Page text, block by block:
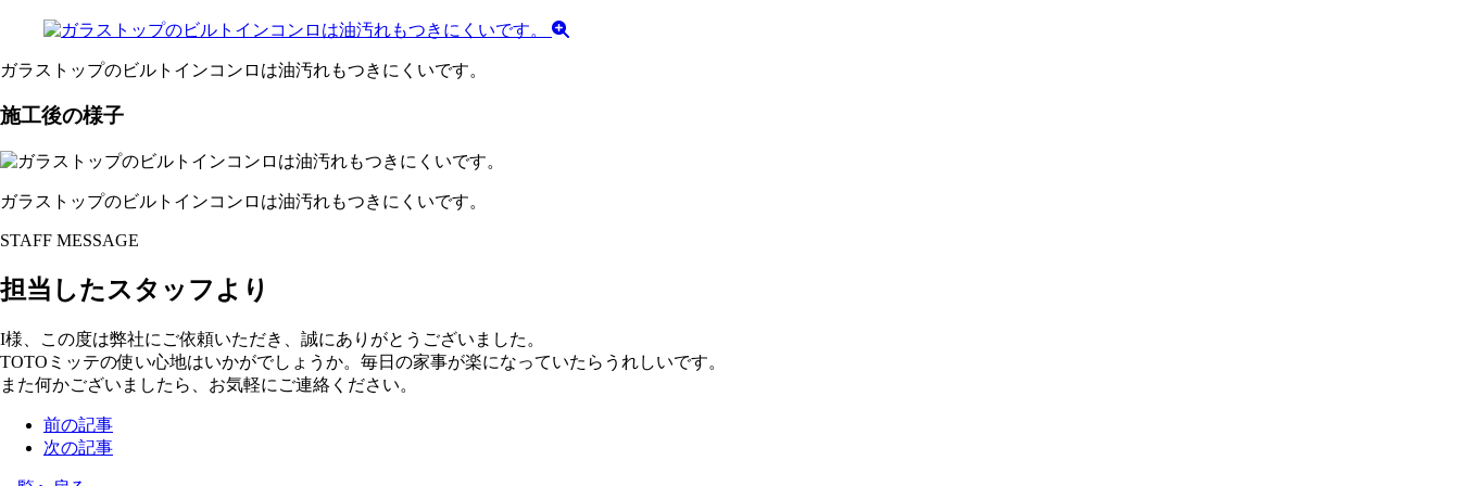
ガラストップのビルトインコンロは油汚れもつきにくいです。
施工後の様子
ガラストップのビルトインコンロは油汚れもつきにくいです。
STAFF MESSAGE
担当したスタッフより
I様、この度は弊社にご依頼いただき、誠にありがとうございました。
TOTOミッテの使い心地はいかがでしょうか。毎日の家事が楽になっていたらうれしいです。
また何かございましたら、お気軽にご連絡ください。
前の記事
次の記事